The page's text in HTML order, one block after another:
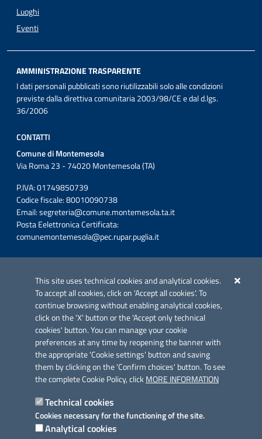
This site uses technical cookies and analytical cookies.
To accept all cookies, click on 'Accept all cookies'. To
continue browsing without enabling analytical cookies,
click on the 'X' button or the 'Accept only technical
cookies' button. You can manage your cookie
preferences at any time by reopening the banner with
the appropriate 'Cookie settings' button and saving
them by clicking on the 'Confirm choices' button. To see
the complete Cookie Policy, clickMORE INFORMATION
Technical cookies
Cookies necessary for the functioning of the site.
Analytical cookies
Luoghi
Eventi
AMMINISTRAZIONE TRASPARENTE
I dati personali pubblicati sono riutilizzabili solo alle condizioni
previste dalla direttiva comunitaria 2003/98/CE e dal d.lgs.
36/2006
CONTATTI
Comune di Montemesola
Via Roma 23 - 74020 Montemesola (TA)
P.IVA: 01749850739
Codice fiscale: 80010090738
Email:segreteria@comune.montemesola.ta.it
Posta Eelettronica Certificata:
comunemontemesola@pec.rupar.puglia.it
Azione 2.3.
Link utili
Informativa privacy
Dichiarazione di accessibilità